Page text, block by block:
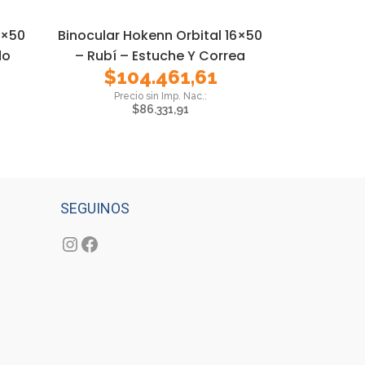
Binocular Hokenn Orbital 16×50
– Rubí – Estuche Y Correa
$104.461,61
$86.331,91
SEGUINOS
Instagram
Facebook